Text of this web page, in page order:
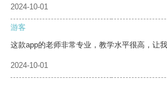
2024-10-01
游客
这款app的老师非常专业，教学水平很高，让
2024-10-01